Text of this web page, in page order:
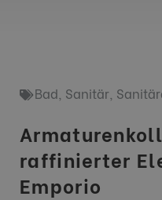
Bad Sanitär
raffinierter
Emporio